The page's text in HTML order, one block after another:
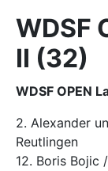
WDSF
II (32)
WDSF OPEN
2. Alexander
Reutlingen
12. Boris Bojic